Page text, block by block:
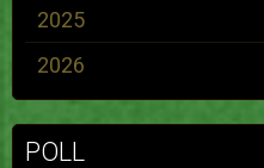
2025
2026
POLL